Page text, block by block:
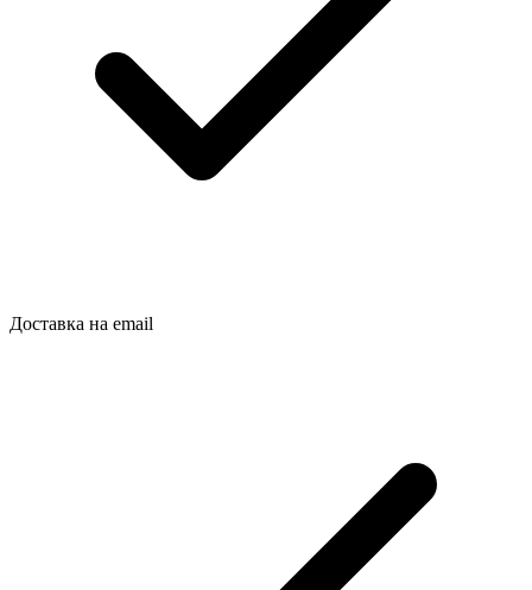
Доставка на email